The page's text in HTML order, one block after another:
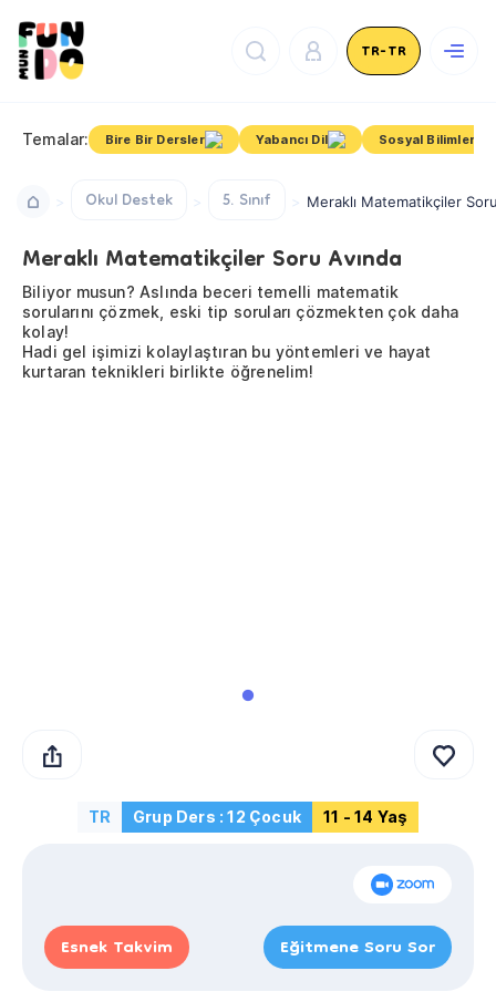
TR-TR
Temalar: Bire Bir Dersler Yabancı Dil Sosyal Bilimler
Okul Destek 5. Sınıf Meraklı Matematikçiler
Meraklı Matematikçiler Soru Avında
Biliyor musun? Aslında beceri temelli matematik
sorularını çözmek, eski tip soruları çözmekten çok daha
kolay!
Hadi gel işimizi kolaylaştıran bu yöntemleri ve hayat
kurtaran teknikleri birlikte öğrenelim!
TR Grup Ders : 12 Çocuk 11 - 14 Yaş
Esnek Takvim Eğitmene Soru Sor